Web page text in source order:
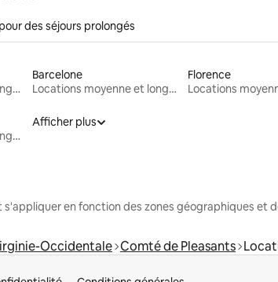
des séjours prolongés
Locations moyenne et longue durée
Barcelone
Locations moyenne et longue durée
Florence
Locations moyenne et longue durée
Afficher plus
s'appliquer en fonction des zones géographiques et
Occidentale Comté de Pleasants